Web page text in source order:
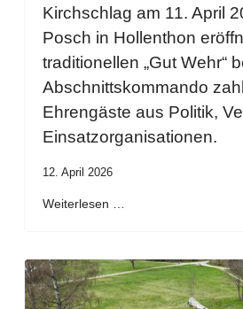
Kirchschlag am 11. April
Posch in Hollenthon
traditionellen „Gut Wehr“
Abschnittskommando
Ehrengäste aus Politik,
Einsatzorganisationen.
12. April 2026
Weiterlesen …